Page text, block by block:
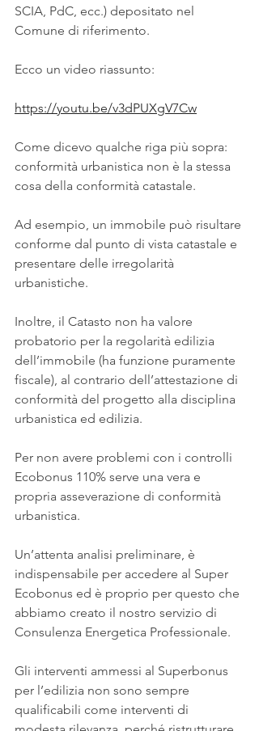
SCIA, PdC, ecc.) depositato nel
Comune di riferimento.
Ecco un video riassunto:
https://youtu.be/v3dPUXgV7Cw
Come dicevo qualche riga più sopra:
conformità urbanistica non è la stessa
cosa della conformità catastale.
Ad esempio, un immobile può risultare
conforme dal punto di vista catastale e
presentare delle irregolarità
urbanistiche.
Inoltre, il Catasto non ha valore
probatorio per la regolarità edilizia
dell’immobile (ha funzione puramente
fiscale), al contrario dell’attestazione di
conformità del progetto alla disciplina
urbanistica ed edilizia.
Per non avere problemi con i controlli
Ecobonus 110% serve una vera e
propria asseverazione di conformità
urbanistica.
Un’attenta analisi preliminare, è
indispensabile per accedere al Super
Ecobonus ed è proprio per questo che
abbiamo creato il nostro servizio di
Consulenza Energetica Professionale.
Gli interventi ammessi al Superbonus
per l’edilizia non sono sempre
qualificabili come interventi di